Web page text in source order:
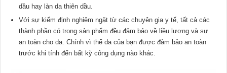
dầu hay làn da thiên dầu.
Với sự kiểm định nghiêm ngặt từ các chuyên gia y tế, tất cả các
thành phần có trong sản phẩm đều đảm bảo về liều lượng và sự
an toàn cho da. Chính vì thế da của bạn được đảm bảo an toàn
trước khi tính đến bất kỳ công dụng nào khác.